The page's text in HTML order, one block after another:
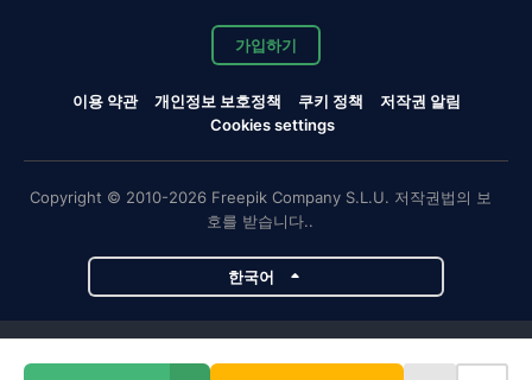
가입하기
이용 약관 개인정보 보호정책 쿠키 정책
저작권 알림
Cookies settings
Copyright © 2010-2026 Freepik Company S.L.U. 저작권법의 보
호를 받습니다..
한국어